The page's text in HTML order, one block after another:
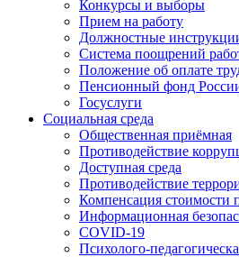
Конкурсы и выборы
Прием на работу
Должностные
Система поощрений
Положение об оплате
Пенсионный фонд
Госуслуги
Социальная среда
Общественная приёмная
Противодействие
Доступная среда
Противодействие
Компенсация стоимости
Информационная
COVID-19
Психолого-